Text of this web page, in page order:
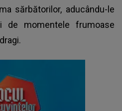
sărbătorilor, aducându-le
de momentele frumoase